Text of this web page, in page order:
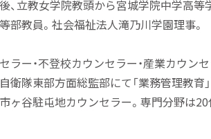
後、立教女学院教頭から宮城学院中学高等
部教員。 社会福祉法人滝乃川学園理事。
ラー・不登校カウンセラー・産業カウン
衛隊東部方面総監部にて「業務管理教育
ヶ谷駐屯地カウンセラー。 専門分野は